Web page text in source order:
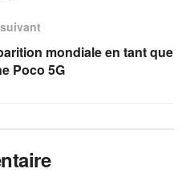
mondiale en tant que
Poco 5G